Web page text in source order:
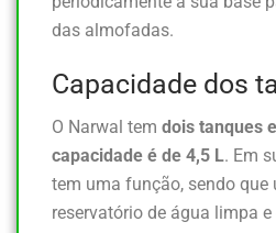
das almofadas.
Capacidade dos
O Narwal tem dois tanques
capacidade é de 4,5 L. Em
tem uma função, sendo que
reservatório de água limpa